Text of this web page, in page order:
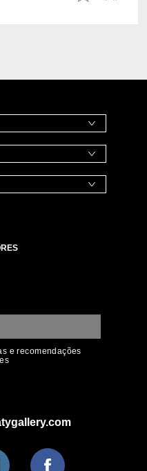
e recomendações